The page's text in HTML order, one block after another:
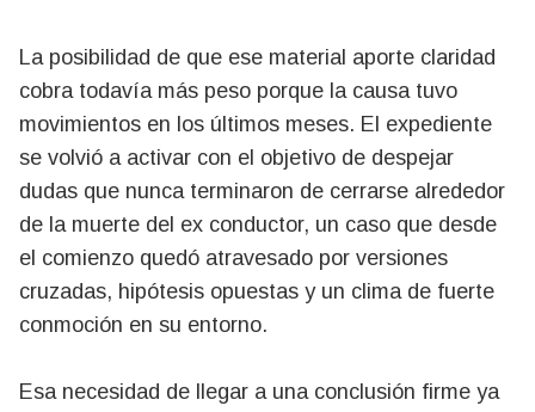
La posibilidad de que ese material aporte claridad
cobra todavía más peso porque la causa tuvo
movimientos en los últimos meses. El expediente
se volvió a activar con el objetivo de despejar
dudas que nunca terminaron de cerrarse alrededor
de la muerte del ex conductor, un caso que desde
el comienzo quedó atravesado por versiones
cruzadas, hipótesis opuestas y un clima de fuerte
conmoción en su entorno.
Esa necesidad de llegar a una conclusión firme ya